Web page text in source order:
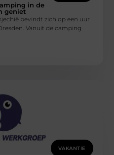
in de
geniet
bevindt zich op een uur
Vanuit de camping
VAKANTIE